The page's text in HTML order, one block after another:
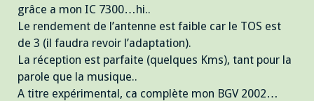
grâce a mon IC 7300…hi..
Le rendement de l’antenne est faible car le TOS est
de 3 (il faudra revoir l’adaptation).
La réception est parfaite (quelques Kms), tant pour la
parole que la musique..
A titre expérimental, ca complète mon BGV 2002…